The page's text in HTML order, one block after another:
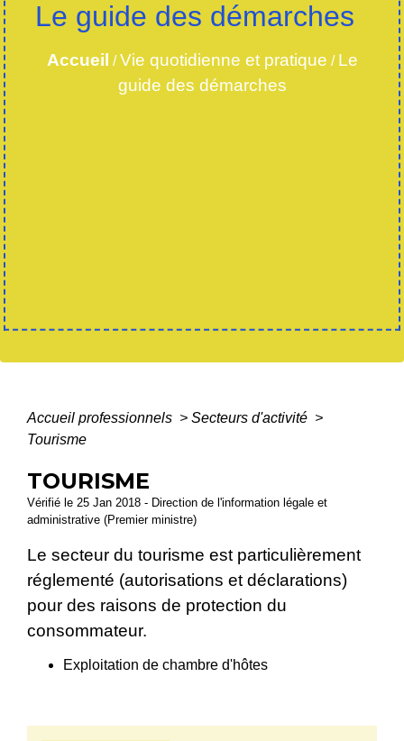
Le guide des démarches
Accueil /Vie quotidienne et pratique / Le
guide des démarches
Accueil professionnels > Secteurs d'activité >
Tourisme
TOURISME
Vérifié le 25 Jan 2018 - Direction de l'information légale et
administrative (Premier ministre)
Le secteur du tourisme est particulièrement
réglementé (autorisations et déclarations)
pour des raisons de protection du
consommateur.
Exploitation de chambre d'hôtes